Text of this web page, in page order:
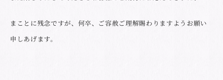
まことに残念ですが、何卒、ご容赦ご理解賜わりますようお願い
申しあげます。